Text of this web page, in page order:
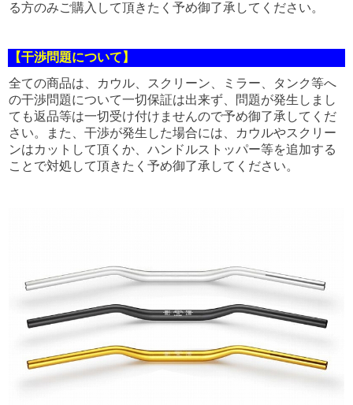
る方のみご購入して頂きたく予め御了承してください。
【干渉問題について】
全ての商品は、カウル、スクリーン、ミラー、タンク等へ
の干渉問題について一切保証は出来ず、問題が発生しまし
ても返品等は一切受け付けませんので予め御了承してくだ
さい。また、干渉が発生した場合には、カウルやスクリー
ンはカットして頂くか、ハンドルストッパー等を追加する
ことで対処して頂きたく予め御了承してください。